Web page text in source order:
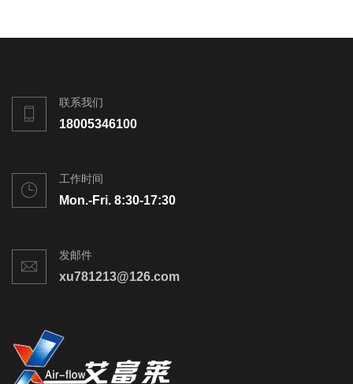
联系我们
18005346100
工作时间
Mon.-Fri. 8:30-17:30
发邮件
xu781213@126.com